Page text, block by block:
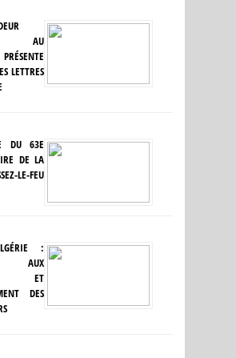
AU
LETTRES
DU 63E
DE LA
LE-FEU
:
AUX
ET
DES